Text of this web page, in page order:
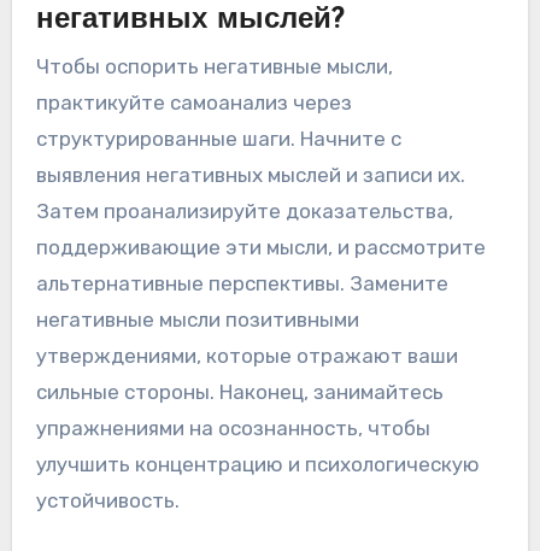
негативных мыслей?
Чтобы оспорить негативные мысли,
практикуйте самоанализ через
структурированные шаги. Начните с
выявления негативных мыслей и записи их.
Затем проанализируйте доказательства,
поддерживающие эти мысли, и рассмотрите
альтернативные перспективы. Замените
негативные мысли позитивными
утверждениями, которые отражают ваши
сильные стороны. Наконец, занимайтесь
упражнениями на осознанность, чтобы
улучшить концентрацию и психологическую
устойчивость.